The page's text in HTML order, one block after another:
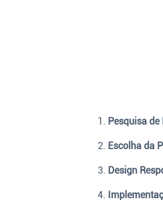
Pesquisa de
Escolha da
Design